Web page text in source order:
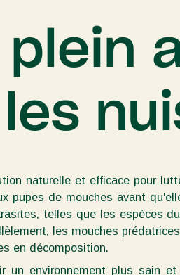
plein
les
naturelle et efficace pour
pupes de mouches avant
telles que les espèces
les mouches
en décomposition.
un environnement plus sain